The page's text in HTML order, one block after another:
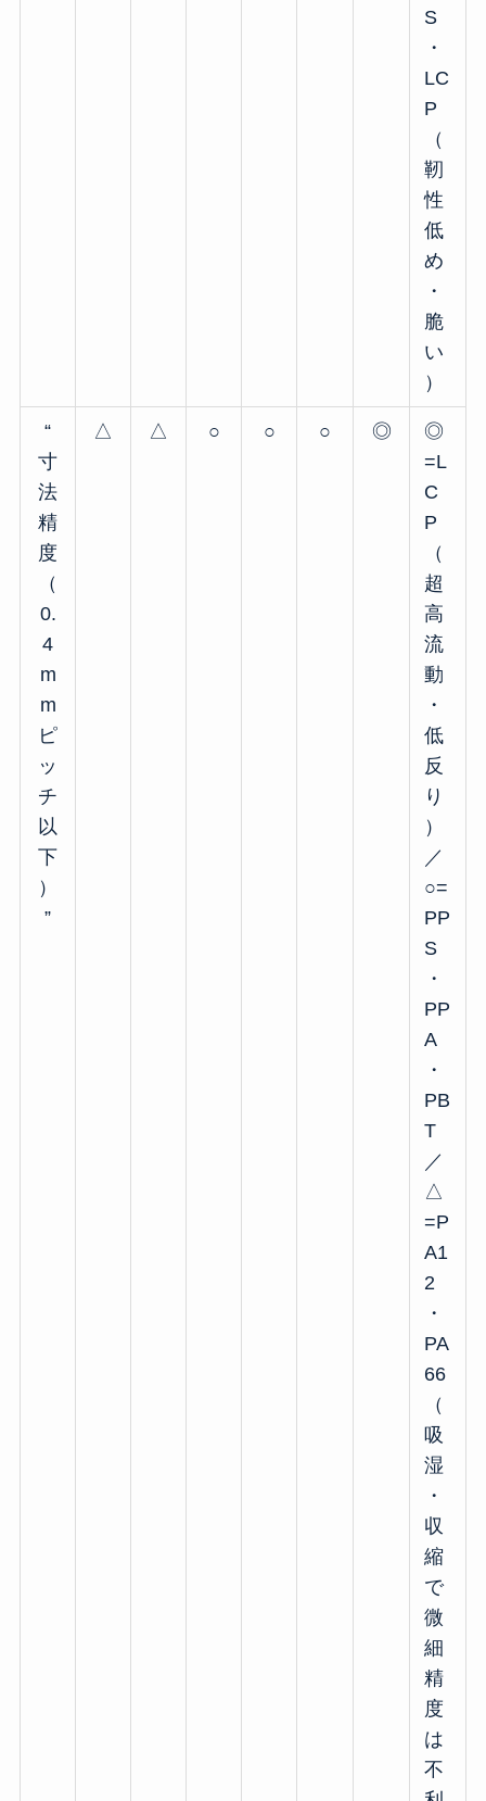
S
・
LC
P
（
靭
性
低
め
・
脆
い
）
“
寸
法
精
度
（
0.
4
m
m
ピ
ッ
チ
以
下
）
”
△ △ ○ ○ ○ ◎
◎
=L
C
P
（
超
高
流
動
・
低
反
り
）
／
○=
PP
S
・
PP
A
・
PB
T
／
△
=P
A1
2
・
PA
66
（
吸
湿
・
収
縮
で
微
細
精
度
は
不